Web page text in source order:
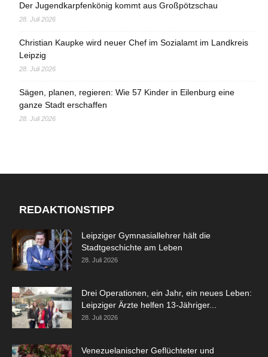
Der Jugendkarpfenkönig kommt aus Großpötzschau
28. Juli 2026
Christian Kaupke wird neuer Chef im Sozialamt im Landkreis
Leipzig
28. Juli 2026
Sägen, planen, regieren: Wie 57 Kinder in Eilenburg eine
ganze Stadt erschaffen
28. Juli 2026
REDAKTIONSTIPP
Leipziger Gymnasiallehrer hält die
Stadtgeschichte am Leben
28. Juli 2026
Drei Operationen, ein Jahr, ein neues Leben:
Leipziger Ärzte helfen 13-Jähriger...
28. Juli 2026
Venezuelanischer Geflüchteter und